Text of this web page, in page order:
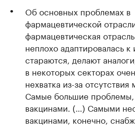
Об основных проблемах в
фармацевтической
фармацевтическая
неплохо адаптировалась к
стараются, делают
в некоторых секторах
нехватка из-за
Самые большие проблемы,
вакцинами. (…) Самыми
вакцинами, конечно,